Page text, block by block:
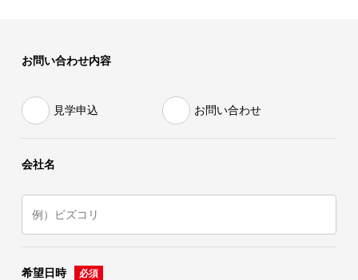
お問い合わせ内容
見学申込 お問い合わせ
会社名
希望日時